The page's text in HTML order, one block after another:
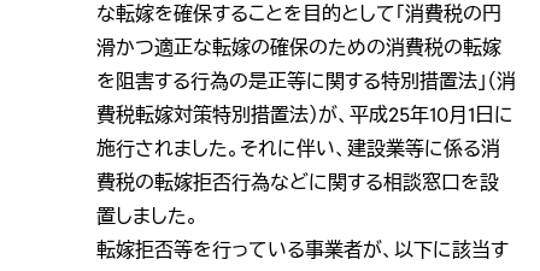
な転嫁を確保することを目的として「消費税の円
滑かつ適正な転嫁の確保のための消費税の転嫁
を阻害する行為の是正等に関する特別措置法」（消
費税転嫁対策特別措置法）が、平成25年10月1日に
施行されました。それに伴い、建設業等に係る消
費税の転嫁拒否行為などに関する相談窓口を設
置しました。
転嫁拒否等を行っている事業者が、以下に該当す